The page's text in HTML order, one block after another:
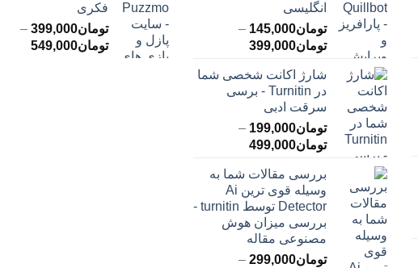
انگلیسی
تومان145,000
–
تومان399,000محدوده
تومان145,000
تا
شارژ اکانت شخصی شما
در Turnitin - برسی
سرقت ادبی
تومان199,000
–
تومان499,000محدوده
تومان199,000
تا
تومان499,000
بررسی مقالات شما به
وسیله قوی ترین Ai
Detector توسط turnitin -
بررسی میزان هوش
مصنوعی مقاله
تومان299,000
–
فکری
تومان399,000
–
تومان549,000